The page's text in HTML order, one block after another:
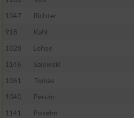
1047
Richter
918
Kahl
1028
Lohse
1146
Salewski
1061
Tomas
1040
Penzin
1141
Posehn